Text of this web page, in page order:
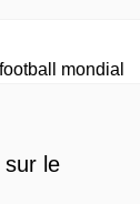
sur le